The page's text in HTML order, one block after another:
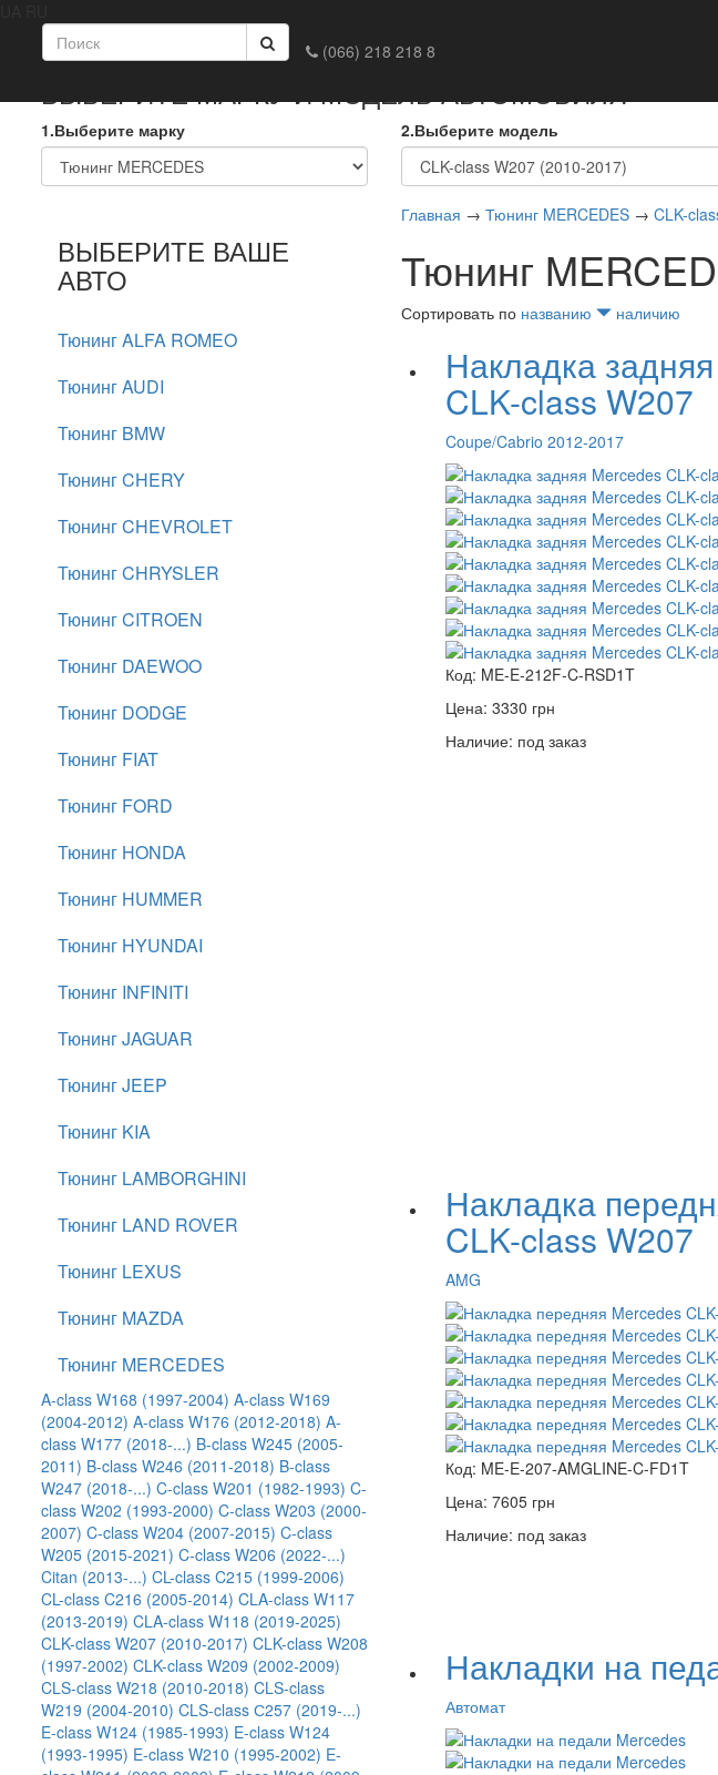
(066) 218 218 8
Главная Обмен и возврат
ВЫБЕРИТЕ МАРКУ И МОДЕЛЬ АВТОМОБИЛЯ
1.Выберите марку 2.Выберите модель
ВЫБЕРИТЕ ВАШЕ
АВТО
Тюнинг ALFA ROMEO
Тюнинг AUDI
Тюнинг BMW
Тюнинг CHERY
Тюнинг CHEVROLET
Тюнинг CHRYSLER
Тюнинг CITROEN
Тюнинг DAEWOO
Тюнинг DODGE
Тюнинг FIAT
Тюнинг FORD
Тюнинг HONDA
Тюнинг HUMMER
Тюнинг HYUNDAI
Тюнинг INFINITI
Тюнинг JAGUAR
Тюнинг JEEP
Тюнинг KIA
Тюнинг LAMBORGHINI
Тюнинг LAND ROVER
Тюнинг LEXUS
Тюнинг MAZDA
Тюнинг MERCEDES
A-class W168 (1997-2004) A-class W169
(2004-2012) A-class W176 (2012-2018) A-
class W177 (2018-...) B-class W245 (2005-
2011) B-class W246 (2011-2018) B-class
W247 (2018-...) C-class W201 (1982-1993) C-
class W202 (1993-2000) C-class W203 (2000-
2007) C-class W204 (2007-2015) C-class
W205 (2015-2021) C-class W206 (2022-...)
Citan (2013-...) CL-class C215 (1999-2006)
CL-class C216 (2005-2014) CLA-class W117
(2013-2019) CLA-class W118 (2019-2025)
CLK-class W207 (2010-2017) CLK-class W208
(1997-2002) CLK-class W209 (2002-2009)
CLS-class W218 (2010-2018) CLS-class
W219 (2004-2010) CLS-class С257 (2019-...)
E-class W124 (1985-1993) E-class W124
(1993-1995) E-class W210 (1995-2002) E-
Главная → Тюнинг MERCEDES → CLK-
Тюнинг
Сортировать по названию наличию
Накладка
CLK-class W207
Coupe/Cabrio 2012-2017
Код: ME-E-212F-C-RSD1T
Цена: 3330 грн
Наличие: под заказ
Накладка
CLK-class W207
AMG
Код: ME-E-207-AMGLINE-C-FD1T
Цена: 7605 грн
Наличие: под заказ
Накладки на
Автомат